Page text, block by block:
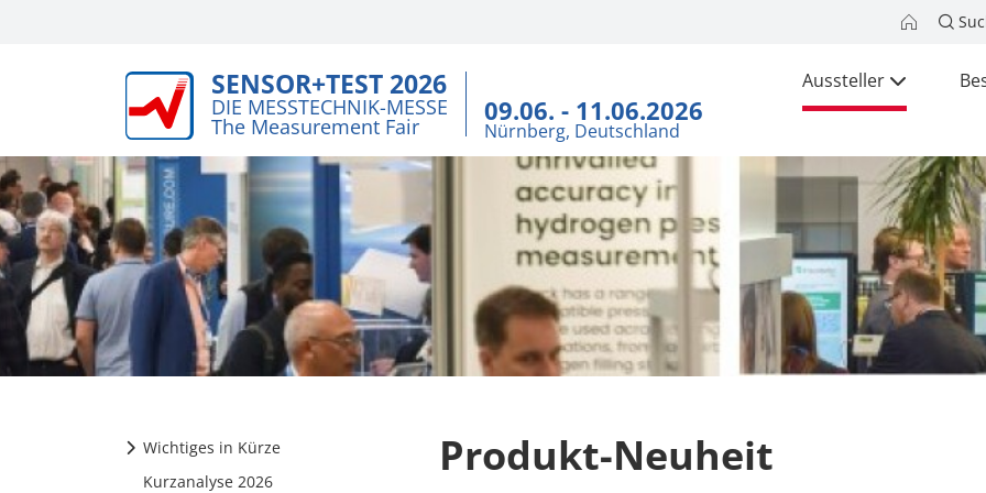
SENSOR+TEST 2026
DIE MESSTECHNIK-MESSE
The Measurement Fair 09.06. - 11.06.2026
Nürnberg, Deutschland
Aussteller
Wichtiges in Kürze
Kurzanalyse 2026
Produkt-Neuheit